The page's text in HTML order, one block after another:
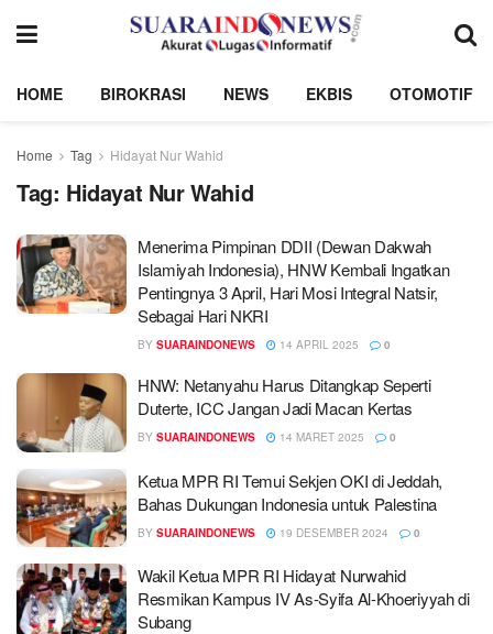
HOME BIROKRASI NEWS EKBIS OTOMOTIF
Home Tag Hidayat Nur Wahid
Tag: Hidayat Nur Wahid
Menerima Pimpinan DDII (Dewan Dakwah
Islamiyah Indonesia), HNW Kembali Ingatkan
Pentingnya 3 April, Hari Mosi Integral Natsir,
Sebagai Hari NKRI
BY SUARAINDONEWS 14 APRIL 2025 0
HNW: Netanyahu Harus Ditangkap Seperti
Duterte, ICC Jangan Jadi Macan Kertas
BY SUARAINDONEWS 14 MARET 2025 0
Ketua MPR RI Temui Sekjen OKI di Jeddah,
Bahas Dukungan Indonesia untuk Palestina
BY SUARAINDONEWS 19 DESEMBER 2024 0
Wakil Ketua MPR RI Hidayat Nurwahid
Resmikan Kampus IV As-Syifa Al-Khoeriyyah di
Subang